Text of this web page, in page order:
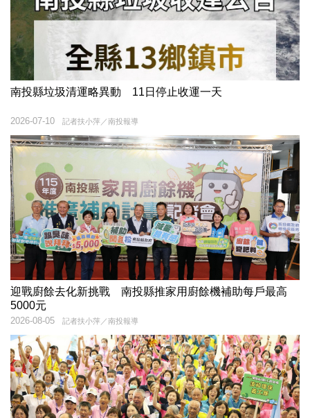
南投縣垃圾清運略異動 11日停止收運一天
記者扶小萍／南投報導
2026-07-10
迎戰廚餘去化新挑戰 南投縣推家用廚餘機補助每戶最高
5000元
記者扶小萍／南投報導
2026-08-05